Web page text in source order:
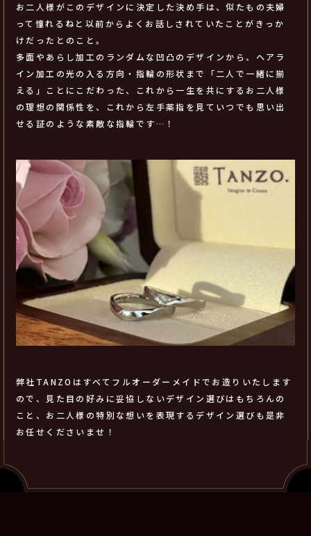
お二人様がこのデザインに決定した決め手は、似たもの夫婦
って憧れるねと以前からよくお話しされていたことがきっか
けだったとのこと。
多面やあらし加工のランダムな凹凸のデザインから、ヘアラ
イン加工の光の入る方向・指輪の形状まで「二人で一緒に揃
える」ことにこだわった、これから一生を共にするお二人様
の理想の関係性を、これから左手薬指を見ていつでも思い出
せる証のような素敵な指輪です…！
弊社TANZOはすべてフルオーダーメイドでお造りいたします
ので、見た目の好みに妥協しないデザイン選びはもちろんの
こと、お二人様の特別な想いを表現するデザイン選びも是非
お任せくださいませ！